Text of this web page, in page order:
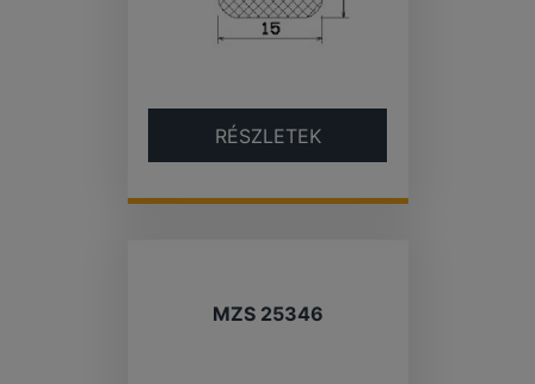
RÉSZLETEK
MZS 25346